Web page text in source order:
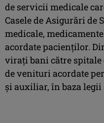
de servicii medicale
Casele de Asigurări de
medicale,
acordate pacienţilor.
viraţi bani către spitale
de venituri acordate
şi auxiliar, în baza